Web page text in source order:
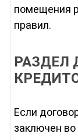
помещения
правил.
РАЗДЕЛ
Если
заключен